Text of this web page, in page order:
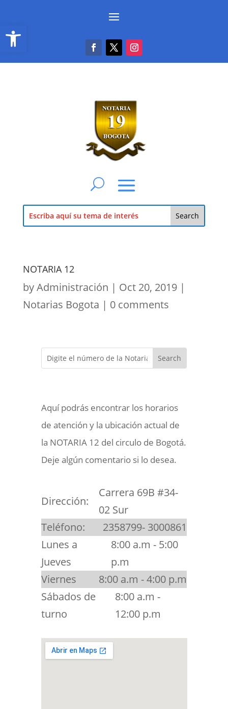
Abrir barra de herramientas
NOTARIA 12
byAdministración | Oct 20, 2019|
Notarias Bogota | 0 comments
Aquí podrás encontrar los horarios
de atención y la ubicación actual de
la NOTARIA 12 del circulo de Bogotá.
Deje algún comentario si lo desea.
Dirección:
Carrera 69B #34-
02 Sur
Teléfono:
2358799- 3000861
Lunes a
Jueves
8:00 a.m - 5:00
p.m
Viernes
8:00 a.m - 4:00 p.m
Sábados de
turno
8:00 a.m -
12:00 p.m